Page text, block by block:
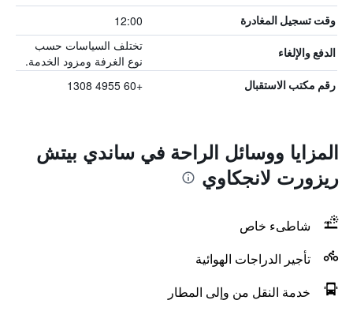
وقت تسجيل المغادرة 12:00
الدفع والإلغاء
تختلف السياسات حسب
نوع الغرفة ومزود الخدمة.
رقم مكتب الاستقبال +60 4955 1308
المزايا ووسائل الراحة في ساندي بيتش
ريزورت لانجكاوي
شاطىء خاص
تأجير الدراجات الهوائية
خدمة النقل من وإلى المطار